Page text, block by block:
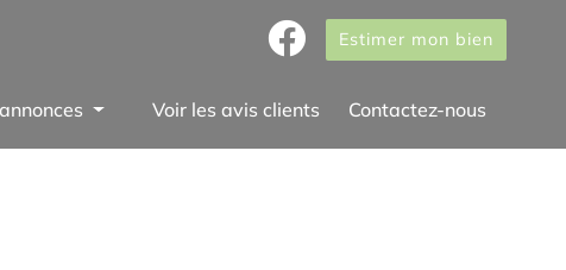
Estimer mon bien
Voir les avis clients Contactez-nous